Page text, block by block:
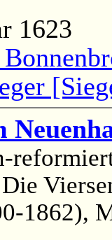
1623
1862),